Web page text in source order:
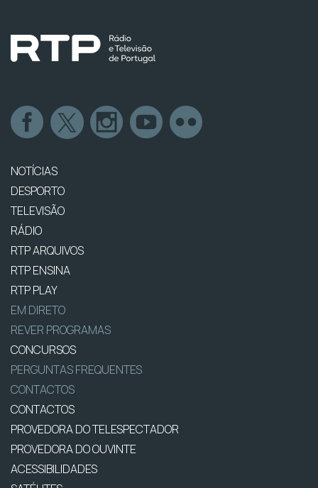
NOTÍCIAS
DESPORTO
TELEVISÃO
RÁDIO
RTP ARQUIVOS
RTP ENSINA
RTP PLAY
EM DIRETO
REVER PROGRAMAS
CONCURSOS
PERGUNTAS FREQUENTES
CONTACTOS
CONTACTOS
PROVEDORA DO TELESPECTADOR
PROVEDORA DO OUVINTE
ACESSIBILIDADES